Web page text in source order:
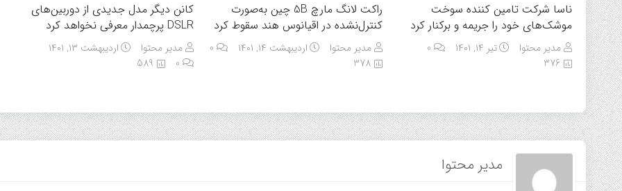
ناسا شرکت تامین کننده سوخت
موشک‌های خود را جریمه و برکنار کرد
مدیر محتوا تیر ۱۴, ۱۴۰۱
376
راکت لانگ مارچ 5B چین به‌صورت
کنترل‌نشده در اقیانوس هند سقوط کرد
مدیر محتوا اردیبهشت ۱۴, ۱۴۰۱
0
378
کانن دیگر مدل جدیدی از دوربین‌های
DSLR پرچمدار معرفی نخواهد کرد
مدیر محتوا
اردیبهشت ۱۳, ۱۴۰۱
589
مدیر محتوا